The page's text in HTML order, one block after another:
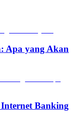
Apa yang Akan
Banking